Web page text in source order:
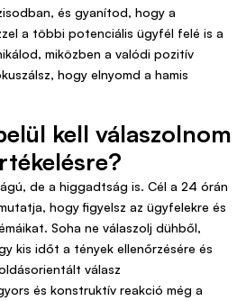
és gyanítod, hogy a
a többi potenciális ügyfél felé is a
miközben a valódi pozitív
hogy elnyomd a hamis
kell válaszolnom
de a higgadtság is. Cél a 24 órán
hogy figyelsz az ügyfelekre és
Soha ne válaszolj dühből,
kis időt a tények ellenőrzésére és
válasz
és konstruktív reakció még a